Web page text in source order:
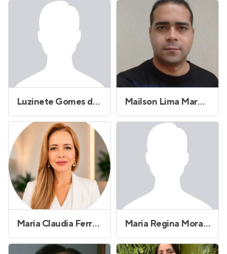
Luzinete Gomes da Silva de Souza Mailson Lima Marques
Maria Claudia Ferreira Maria Regina Morales Lopes